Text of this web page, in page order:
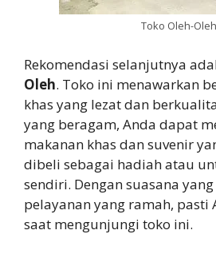
Toko Oleh-Oleh
Rekomendasi selanjutnya
Oleh. Toko ini menawarkan
khas yang lezat dan
yang beragam, Anda dapat
makanan khas dan suvenir
dibeli sebagai hadiah atau
sendiri. Dengan suasana
pelayanan yang ramah, pasti
saat mengunjungi toko ini.